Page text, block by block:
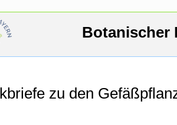
Botanischer
zu den